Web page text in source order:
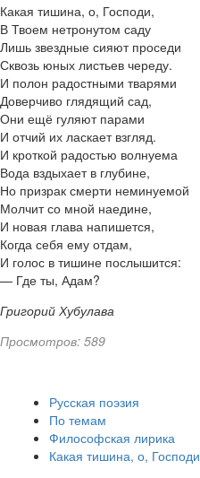
Какая тишина, о, Господи,
В Твоем нетронутом саду
Лишь звездные сияют проседи
Сквозь юных листьев череду.
И полон радостными тварями
Доверчиво глядящий сад,
Они ещё гуляют парами
И отчий их ласкает взгляд.
И кроткой радостью волнуема
Вода вздыхает в глубине,
Но призрак смерти неминуемой
Молчит со мной наедине,
И новая глава напишется,
Когда себя ему отдам,
И голос в тишине послышится:
— Где ты, Адам?
Григорий Хубулава
Просмотров: 589
Русская поэзия
По темам
Философская лирика
Какая тишина, о, Господи